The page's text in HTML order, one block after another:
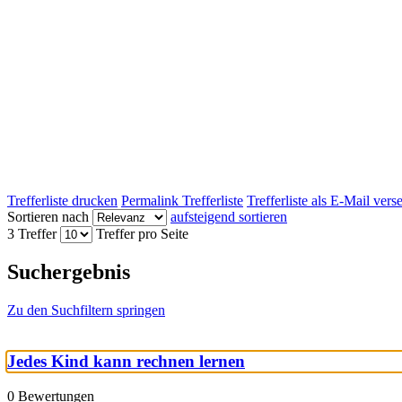
Trefferliste drucken Permalink Trefferliste Trefferliste als E-Mail
Sortieren nach
aufsteigend sortieren
3 Treffer
Treffer pro Seite
Suchergebnis
Zu den Suchfiltern springen
Jedes Kind kann rechnen lernen
0 Bewertungen